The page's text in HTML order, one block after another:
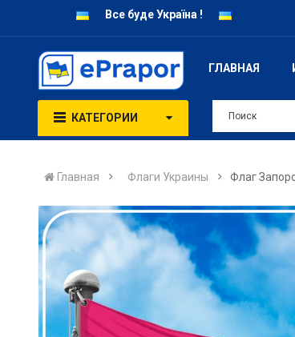
Все буде Україна !
ГЛАВНАЯ
КАТЕГОРИИ
Главная Флаги Украины Флаг